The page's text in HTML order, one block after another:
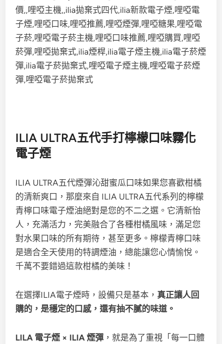
ILIA ULTRA五代手打檸檬口味霧化
電子煙
ILIA ULTRA五代煙彈沁甜蜜瓜口味如果您喜歡柑橘
的清新爽口，那麼來自 ILIA ULTRA五代系列的檸檬
青檸口味電子煙油絕對是您的不二之選。它清新怡
人，充滿活力，完美融合了各種柑橘風味，滿足您
對水果口味的所有期待，甚至更多。檸檬青檸口味
是適合全天使用的特調煙油，總能讓您心情愉悅。
千萬不要錯過這款柑橘的美味！
在選擇ILIA電子煙時，設備只是基本， 真正讓人回
購的，是穩定的口感，還有抽不膩的味道。
LILA 電子煙 × ILIA 煙彈 ，就是為了重視「每一口體